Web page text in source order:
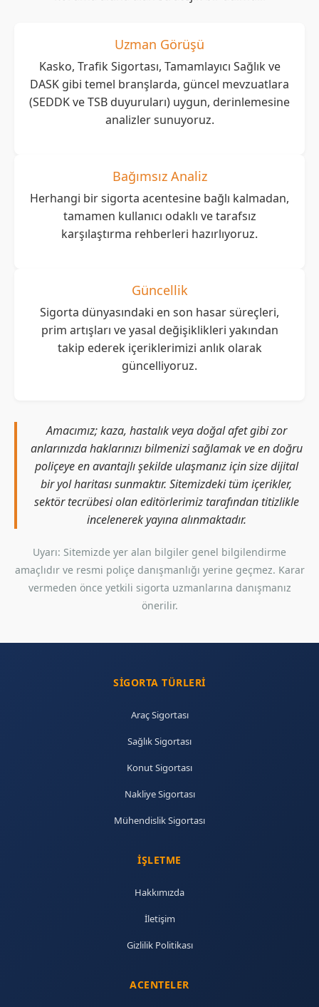
Uzman Görüşü
Kasko, Trafik Sigortası, Tamamlayıcı Sağlık ve
DASK gibi temel branşlarda, güncel mevzuatlara
(SEDDK ve TSB duyuruları) uygun, derinlemesine
analizler sunuyoruz.
Bağımsız Analiz
Herhangi bir sigorta acentesine bağlı kalmadan,
tamamen kullanıcı odaklı ve tarafsız
karşılaştırma rehberleri hazırlıyoruz.
Güncellik
Sigorta dünyasındaki en son hasar süreçleri,
prim artışları ve yasal değişiklikleri yakından
takip ederek içeriklerimizi anlık olarak
güncelliyoruz.
Amacımız; kaza, hastalık veya doğal afet gibi zor
anlarınızda haklarınızı bilmenizi sağlamak ve en doğru
poliçeye en avantajlı şekilde ulaşmanız için size dijital
bir yol haritası sunmaktır. Sitemizdeki tüm içerikler,
sektör tecrübesi olan editörlerimiz tarafından titizlikle
incelenerek yayına alınmaktadır.
Uyarı: Sitemizde yer alan bilgiler genel bilgilendirme
amaçlıdır ve resmi poliçe danışmanlığı yerine geçmez. Karar
vermeden önce yetkili sigorta uzmanlarına danışmanız
önerilir.
SIGORTA TÜRLERI
Araç Sigortası
Sağlık Sigortası
Konut Sigortası
Nakliye Sigortası
Mühendislik Sigortası
İŞLETME
Hakkımızda
İletişim
Gizlilik Politikası
ACENTELER